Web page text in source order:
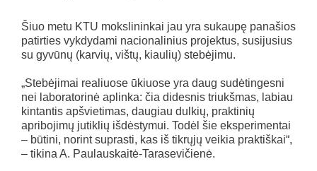
Šiuo metu KTU mokslininkai jau yra sukaupę panašios
patirties vykdydami nacionalinius projektus, susijusius
su gyvūnų (karvių, vištų, kiaulių) stebėjimu.
„Stebėjimai realiuose ūkiuose yra daug sudėtingesni
nei laboratorinė aplinka: čia didesnis triukšmas, labiau
kintantis apšvietimas, daugiau dulkių, praktinių
apribojimų jutiklių išdėstymui. Todėl šie eksperimentai
– būtini, norint suprasti, kas iš tikrųjų veikia praktiškai“,
– tikina A. Paulauskaitė-Tarasevičienė.